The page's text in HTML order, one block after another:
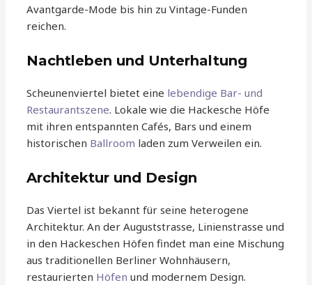
Avantgarde-Mode bis hin zu Vintage-Funden
reichen.
Nachtleben und Unterhaltung
Scheunenviertel bietet eine lebendige Bar- und
Restaurantszene. Lokale wie die Hackesche Höfe
mit ihren entspannten Cafés, Bars und einem
historischen Ballroom laden zum Verweilen ein.
Architektur und Design
Das Viertel ist bekannt für seine heterogene
Architektur. An der Auguststrasse, Linienstrasse und
in den Hackeschen Höfen findet man eine Mischung
aus traditionellen Berliner Wohnhäusern,
restaurierten Höfen und modernem Design.